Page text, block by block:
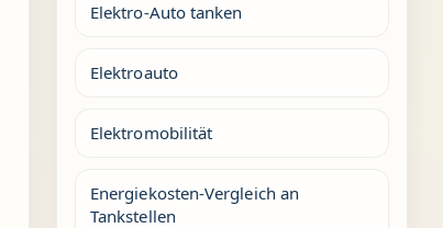
Elektro-Auto tanken
Elektroauto
Elektromobilität
Energiekosten-Vergleich an
Tankstellen